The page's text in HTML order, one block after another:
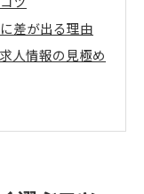
差が出る理由
人情報の見極め
空調設備求人の